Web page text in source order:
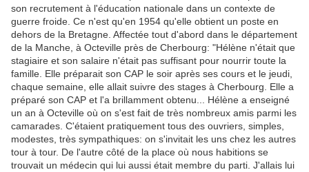
son recrutement à l'éducation nationale dans un contexte de
guerre froide. Ce n'est qu'en 1954 qu'elle obtient un poste en
dehors de la Bretagne. Affectée tout d'abord dans le département
de la Manche, à Octeville près de Cherbourg: "Hélène n'était que
stagiaire et son salaire n'était pas suffisant pour nourrir toute la
famille. Elle préparait son CAP le soir après ses cours et le jeudi,
chaque semaine, elle allait suivre des stages à Cherbourg. Elle a
préparé son CAP et l'a brillamment obtenu... Hélène a enseigné
un an à Octeville où on s'est fait de très nombreux amis parmi les
camarades. C'étaient pratiquement tous des ouvriers, simples,
modestes, très sympathiques: on s'invitait les uns chez les autres
tour à tour. De l'autre côté de la place où nous habitions se
trouvait un médecin qui lui aussi était membre du parti. J'allais lui